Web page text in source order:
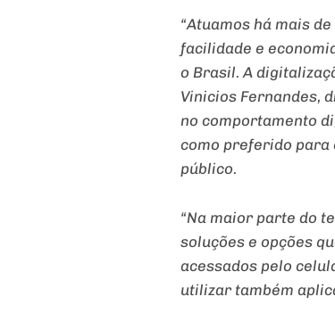
“Atuamos há mais
facilidade e
o Brasil. A
Vinicios Fernandes,
no comportamento
como preferido para
público.
“Na maior parte do
soluções e opções
acessados pelo
utilizar também